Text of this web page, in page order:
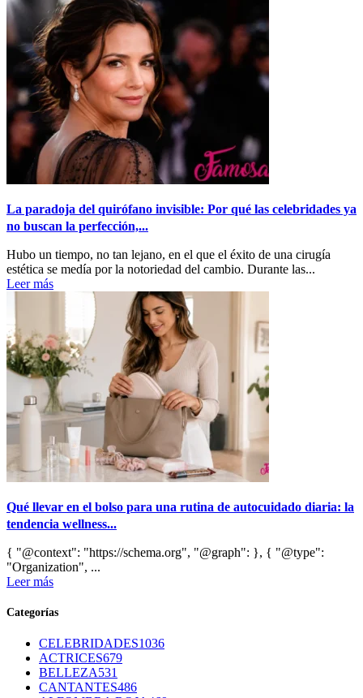
La paradoja del quirófano invisible: Por qué las celebridades ya
no buscan la perfección,...
Hubo un tiempo, no tan lejano, en el que el éxito de una cirugía
estética se medía por la notoriedad del cambio. Durante las...
Leer más
Qué llevar en el bolso para una rutina de autocuidado diaria: la
tendencia wellness...
{ "@context": "https://schema.org", "@graph": }, { "@type":
"Organization", ...
Leer más
Categorías
CELEBRIDADES1036
ACTRICES679
BELLEZA531
CANTANTES486